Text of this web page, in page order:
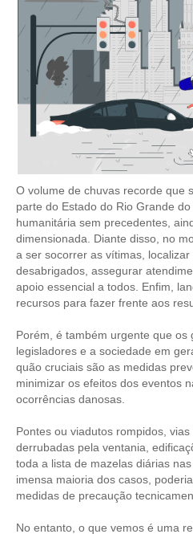
NÚCLEO DA MULHER ENGENHEIRA
TRANSPARÊNCIA
JURÍDICO
CONSULTORIA
ACORDOS, CONVENÇÕES E
CONTRIBUIÇÃO ASSISTENCIAL
CONTRIBUIÇÃO ASSOCIATIVA OU
CONTRIBUIÇÃO SINDICAL URBANA
REVISÃO DE APOSENTADORIA
FGTS EXPURGOS
FGTS CORREÇÃO
LEGISLAÇÃO
LEI 4.950-A/1966 – PISO SALARIAL
LEI 5.194/1966 –
LEI 6.496/1977 – ART
RES 1.002/2002 – CÓDIGO DE
O volume de chuvas recorde que
parte do Estado do Rio Grande
humanitária sem precedentes,
dimensionada. Diante disso, no
a ser socorrer as vítimas,
desabrigados, assegurar
apoio essencial a todos. Enfim,
recursos para fazer frente aos
Porém, é também urgente que os
legisladores e a sociedade em
quão cruciais são as medidas
minimizar os efeitos dos eventos
ocorrências danosas.
Pontes ou viadutos rompidos,
derrubadas pela ventania,
toda a lista de mazelas diárias
imensa maioria dos casos,
medidas de precaução
No entanto, o que vemos é uma